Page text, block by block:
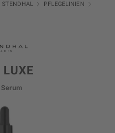
STENDHAL
PFLEGELINIEN
LUXE
Serum